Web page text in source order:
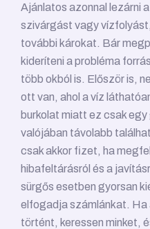
Ajánlatos azonnal lezárni
szivárgást vagy
további károkat. Bár
kideríteni a probléma
több okból is. Először is,
ott van, ahol a víz
burkolat miatt ez csak
valójában távolabb
csak akkor fizet, ha
hibafeltárásról és a
sürgős esetben gyorsan
elfogadja számlánkat.
történt, keressen minket,